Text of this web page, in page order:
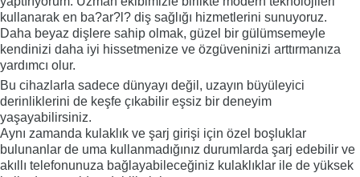
kullanarak en ba?ar?l? diş sağlığı hizmetlerini sunuyoruz.
Daha beyaz dişlere sahip olmak, güzel bir gülümsemeyle
kendinizi daha iyi hissetmenize ve özgüveninizi arttırmanıza
yardımcı olur.
Bu cihazlarla sadece dünyayı değil, uzayın büyüleyici
derinliklerini de keşfe çıkabilir eşsiz bir deneyim
yaşayabilirsiniz.
Aynı zamanda kulaklık ve şarj girişi için özel boşluklar
bulunanlar de uma kullanmadığınız durumlarda şarj edebilir ve
akıllı telefonunuza bağlayabileceğiniz kulaklıklar ile de yüksek